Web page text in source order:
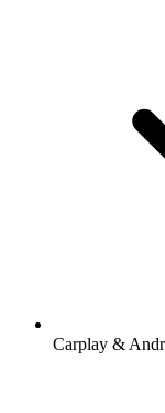
Carplay &